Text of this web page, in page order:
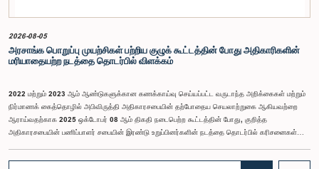
2026-08-05
அரசாங்க பொறுப்பு முயற்சிகள் பற்றிய குழுக் கூட்டத்தின் போது அதிகாரிகளின்
மரியாதையற்ற நடத்தை தொடர்பில் விளக்கம்
2022 மற்றும் 2023 ஆம் ஆண்டுகளுக்கான கணக்காய்வு செய்யப்பட்ட வருடாந்த அறிக்கைகள் மற்றும்
நிர்மாணக் கைத்தொழில் அபிவிருத்தி அதிகாரசபையின் தற்போதைய செயலாற்றுகை ஆகியவற்றை
ஆராய்வதற்காக 2025 ஒக்டோபர் 08 ஆம் திகதி நடைபெற்ற கூட்டத்தின் போது, குறித்த
அதிகாரசபையின் பணிப்பாளர் சபையின் இரண்டு உறுப்பினர்களின் நடத்தை தொடர்பில் கரிசனைகள்